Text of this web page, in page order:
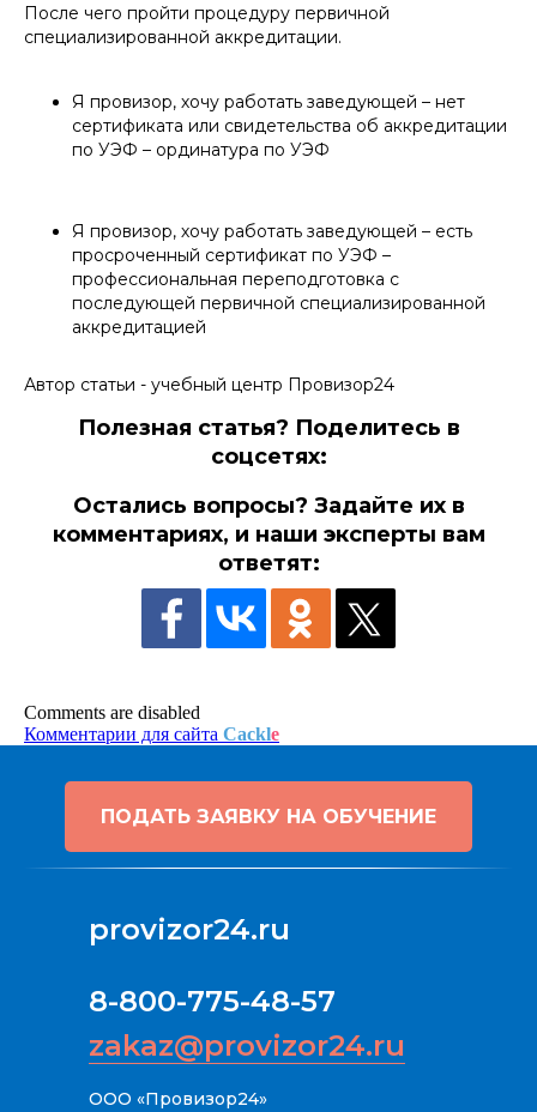
После чего пройти процедуру первичной
специализированной аккредитации.
Я провизор, хочу работать заведующей – нет
сертификата или свидетельства об аккредитации
по УЭФ – ординатура по УЭФ
Я провизор, хочу работать заведующей – есть
просроченный сертификат по УЭФ –
профессиональная переподготовка с
последующей первичной специализированной
аккредитацией
Автор статьи - учебный центр Провизор24
Полезная статья? Поделитесь в
соцсетях:
Остались вопросы? Задайте их в
комментариях, и наши эксперты вам
ответят:
Comments are disabled
Комментарии для сайта Cackle
ПОДАТЬ ЗАЯВКУ НА ОБУЧЕНИЕ
8-800-775-48-57
zakaz@provizor24.ru
ООО «Провизор24»
provizor24.ru